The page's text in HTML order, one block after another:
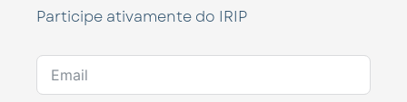
Participe ativamente do IRIP